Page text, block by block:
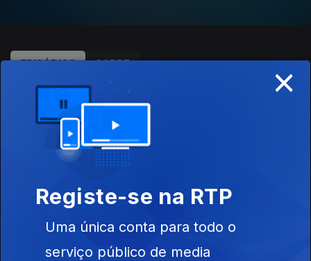
EPISÓDIOS SOBRE
Instale a aplicação RTP Play
×
Registe-se na RTP
Uma única conta para todo o
serviço público de media